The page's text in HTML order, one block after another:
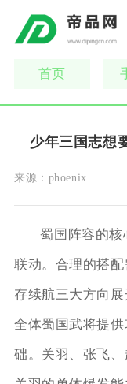
首页
少年三国志想
来源： phoenix
蜀国阵容的
联动。合理的搭
存续航三大方向
全体蜀国武将提
础。关羽、张飞